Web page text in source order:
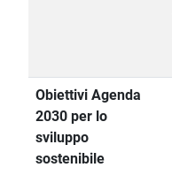
Obiettivi Agenda
2030 per lo
sviluppo
sostenibile